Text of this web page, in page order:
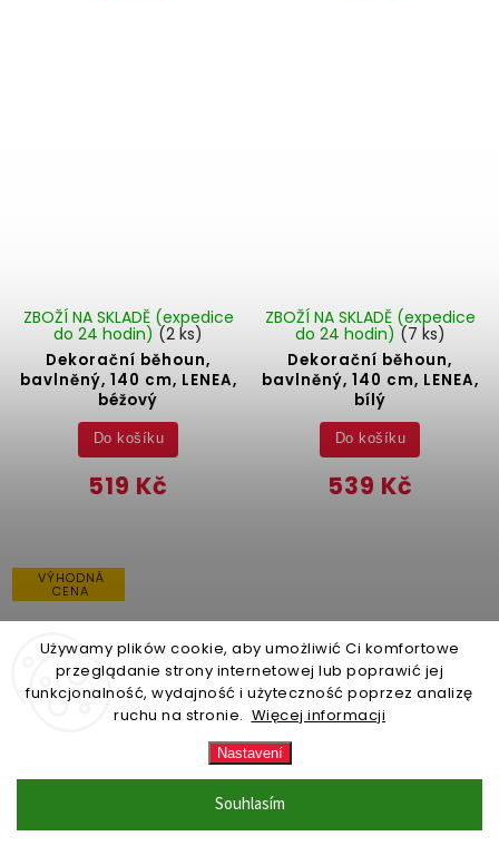
Używamy plików cookie, aby umożliwić Ci komfortowe
przeglądanie strony internetowej lub poprawić jej
funkcjonalność, wydajność i użyteczność poprzez analizę
ruchu na stronie. Więcej informacji
Nastavení
Souhlasím
Dekorační běhoun,
bavlněný, 140 cm, LENEA,
béžový
ZBOŽÍ NA SKLADĚ (expedice
do 24 hodin) (2 ks)
519 Kč
Do košíku
Dekorační běhoun,
bavlněný, 140 cm, LENEA,
bílý
ZBOŽÍ NA SKLADĚ (expedice
do 24 hodin) (7 ks)
539 Kč
Do košíku
VÝHODNÁ
CENA
–37 %
ZBOŽÍ NA SKLADĚ (expedice ZBOŽÍ NA SKLADĚ (expedice